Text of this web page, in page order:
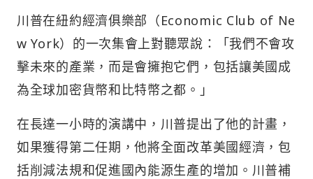
川普在紐約經濟俱樂部（Economic Club of Ne
w York）的一次集會上對聽眾說：「我們不會攻
擊未來的產業，而是會擁抱它們，包括讓美國成
為全球加密貨幣和比特幣之都。」
在長達一小時的演講中，川普提出了他的計畫，
如果獲得第二任期，他將全面改革美國經濟，包
括削減法規和促進國內能源生產的增加。川普補